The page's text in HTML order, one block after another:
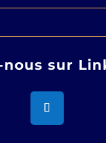
nous sur